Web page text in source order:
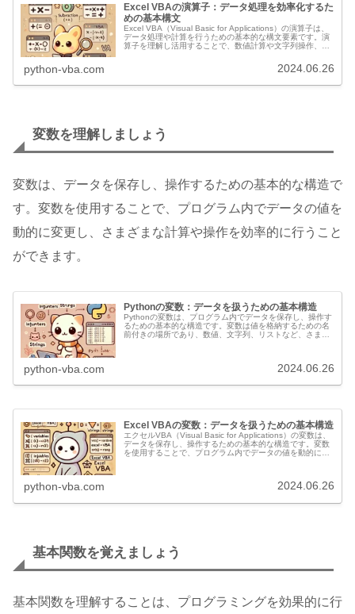
Excel VBAの演算子：データ処理を効率化するた
めの基本構文
Excel VBA（Visual Basic for Applications）の演算子は、
データ処理や計算を行うための基本的な構文要素です。演
算子を理解し活用することで、数値計算や文字列操作、論
python-vba.com 2024.06.26
変数を理解しましょう
変数は、データを保存し、操作するための基本的な構造で
す。変数を使用することで、プログラム内でデータの値を
動的に変更し、さまざまな計算や操作を効率的に行うこと
ができます。
Pythonの変数：データを扱うための基本構造
Pythonの変数は、プログラム内でデータを保存し、操作す
るための基本的な構造です。変数は値を格納するための名
前付きの場所であり、数値、文字列、リストなど、さまざ
python-vba.com 2024.06.26
Excel VBAの変数：データを扱うための基本構造
エクセルVBA（Visual Basic for Applications）の変数は、
データを保存し、操作するための基本的な構造です。変数
を使用することで、プログラム内でデータの値を動的に変
python-vba.com 2024.06.26
基本関数を覚えましょう
基本関数を理解することは、プログラミングを効果的に行